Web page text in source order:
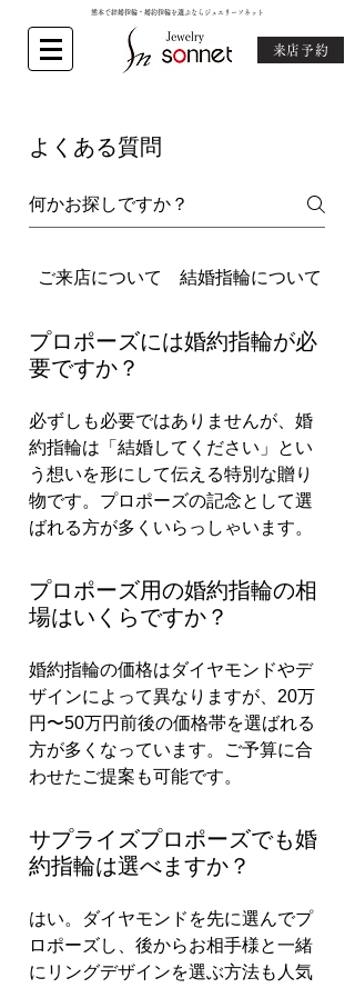
熊本で結婚指輪・婚約指輪を選ぶならジュエリーソネット
来店予約
よくある質問
ご来店について 結婚指輪について
プロポーズには婚約指輪が必
要ですか？
必ずしも必要ではありませんが、婚
約指輪は「結婚してください」とい
う想いを形にして伝える特別な贈り
物です。プロポーズの記念として選
ばれる方が多くいらっしゃいます。
プロポーズ用の婚約指輪の相
場はいくらですか？
婚約指輪の価格はダイヤモンドやデ
ザインによって異なりますが、20万
円〜50万円前後の価格帯を選ばれる
方が多くなっています。ご予算に合
わせたご提案も可能です。
サプライズプロポーズでも婚
約指輪は選べますか？
はい。ダイヤモンドを先に選んでプ
ロポーズし、後からお相手様と一緒
にリングデザインを選ぶ方法も人気